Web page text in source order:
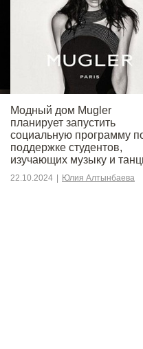
Модный дом Mugler
планирует запустить
социальную программу
поддержке студентов,
изучающих музыку и
22.10.2024 Юлия Алтынбаева